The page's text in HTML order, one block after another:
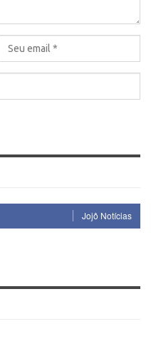
Jojô Notícias